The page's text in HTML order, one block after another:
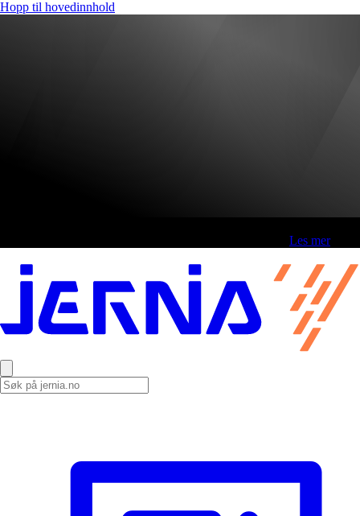
Hopp til hovedinnhold
Les mer